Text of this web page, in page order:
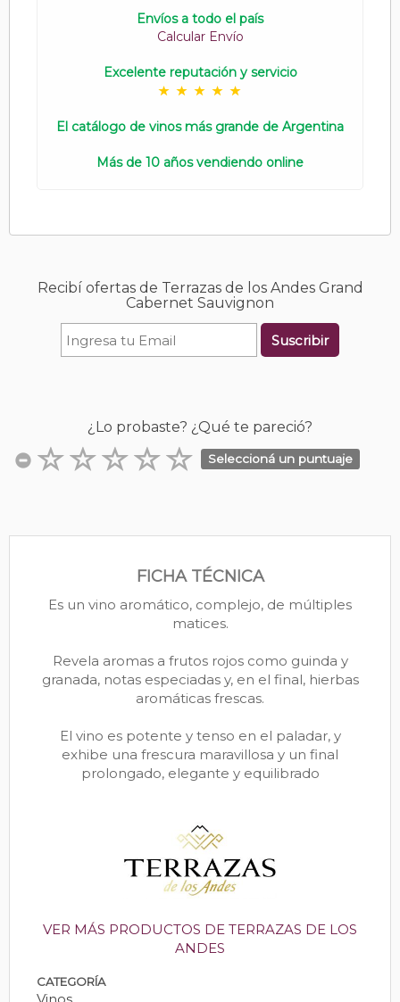
Envíos a todo el país
Calcular Envío
Excelente reputación y servicio
El catálogo de vinos más grande de Argentina
Más de 10 años vendiendo online
Recibí ofertas de Terrazas de los Andes Grand
Cabernet Sauvignon
Suscribir
¿Lo probaste? ¿Qué te pareció?
Seleccioná un puntuaje
FICHA TÉCNICA
Es un vino aromático, complejo, de múltiples
matices.
Revela aromas a frutos rojos como guinda y
granada, notas especiadas y, en el final, hierbas
aromáticas frescas.
El vino es potente y tenso en el paladar, y
exhibe una frescura maravillosa y un final
prolongado, elegante y equilibrado
VER MÁS PRODUCTOS DE TERRAZAS DE LOS
ANDES
CATEGORÍA
Vinos